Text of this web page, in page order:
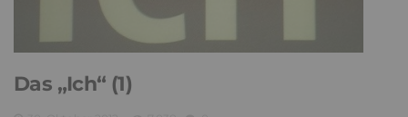
Das „Ich“ (1)